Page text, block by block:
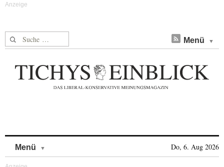
Suche nach: Menü
Menü Do, 6. Aug 2026